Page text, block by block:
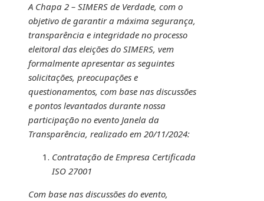
A Chapa 2 – SIMERS de Verdade, com o
objetivo de garantir a máxima segurança,
transparência e integridade no processo
eleitoral das eleições do SIMERS, vem
formalmente apresentar as seguintes
solicitações, preocupações e
questionamentos, com base nas discussões
e pontos levantados durante nossa
participação no evento Janela da
Transparência, realizado em 20/11/2024:
Contratação de Empresa Certificada
ISO 27001
Com base nas discussões do evento,